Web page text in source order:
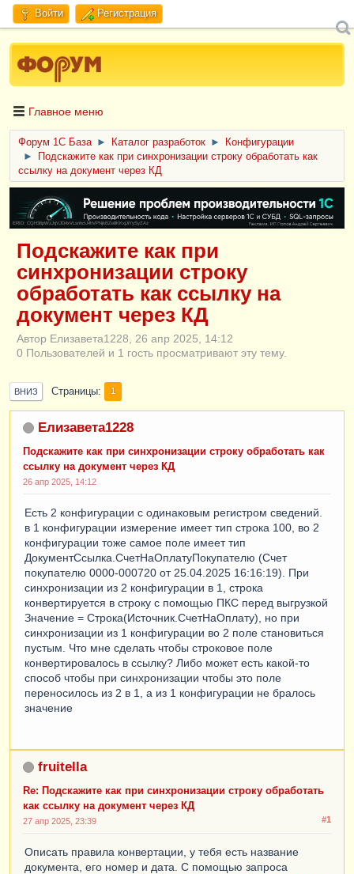
Войти Регистрация
Главное меню
Форум 1C База ► Каталог разработок ►
Конфигурации
►
Подскажите как при синхронизации строку обработать как
ссылку на документ через КД
ERID: CQH36pWzJqVJD4xVLsnhcU4hVPNjkBZe8KKxjJiYySyZAz
Подскажите как при
синхронизации строку
обработать как ссылку на
документ через КД
Автор Елизавета1228, 26 апр 2025, 14:12
0 Пользователей и 1 гость просматривают эту тему.
ВНИЗ Страницы 1
Елизавета1228
Подскажите как при синхронизации строку обработать как
ссылку на документ через КД
26 апр 2025, 14:12
Есть 2 конфигурации с одинаковым регистром сведений.
в 1 конфигурации измерение имеет тип строка 100, во 2
конфигурации тоже самое поле имеет тип
ДокументСсылка.СчетНаОплатуПокупателю (Счет
покупателю 0000-000720 от 25.04.2025 16:16:19). При
синхронизации из 2 конфигурации в 1, строка
конвертируется в строку с помощью ПКС перед выгрузкой
Значение = Строка(Источник.СчетНаОплату), но при
синхронизации из 1 конфигурации во 2 поле становиться
пустым. Что мне сделать чтобы строковое поле
конвертировалось в ссылку? Либо может есть какой-то
способ чтобы при синхронизации чтобы это поле
переносилось из 2 в 1, а из 1 конфигурации не бралось
значение
fruitella
Re: Подскажите как при синхронизации строку обработать
как ссылку на документ через КД
#1
27 апр 2025, 23:39
Описать правила конвертации, у тебя есть название
документа, его номер и дата. С помощью запроса